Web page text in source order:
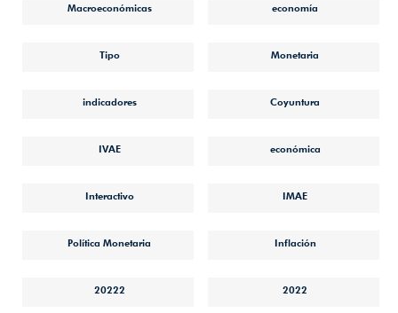
Macroeconómicas economía
Tipo Monetaria
indicadores Coyuntura
IVAE económica
Interactivo IMAE
Política Monetaria Inflación
20222 2022